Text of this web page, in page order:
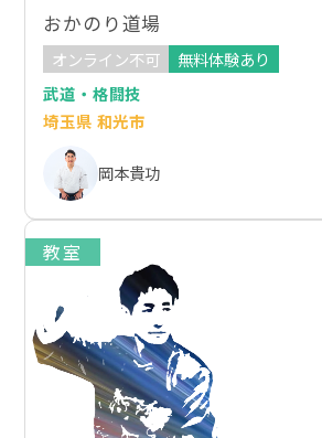
おかのり道場
オンライン不可
無料体験あり
武道・格闘技
埼玉県 和光市
岡本貴功
教室